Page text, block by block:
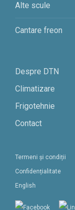
Alte scule
Cantare freon
Despre DTN
Climatizare
Frigotehnie
Contact
Termeni și condiții
Confidențialitate
English